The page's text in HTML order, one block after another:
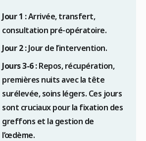
Jour 1 :Arrivée, transfert,
consultation pré-opératoire.
Jour 2 :Jour de l’intervention.
Jours 3-6 :Repos, récupération,
premières nuits avec la tête
surélevée, soins légers. Ces jours
sont cruciaux pour la fixation des
greffons et la gestion de
l’œdème.